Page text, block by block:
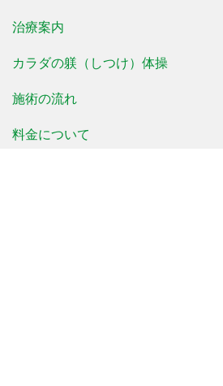
治療案内
カラダの躾（しつけ）体操
施術の流れ
料金について